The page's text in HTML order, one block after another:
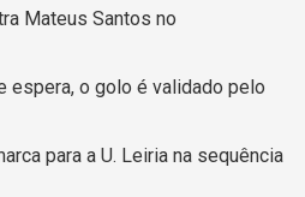
Mateus Santos no
espera, o golo é validado pelo
para a U. Leiria na sequência